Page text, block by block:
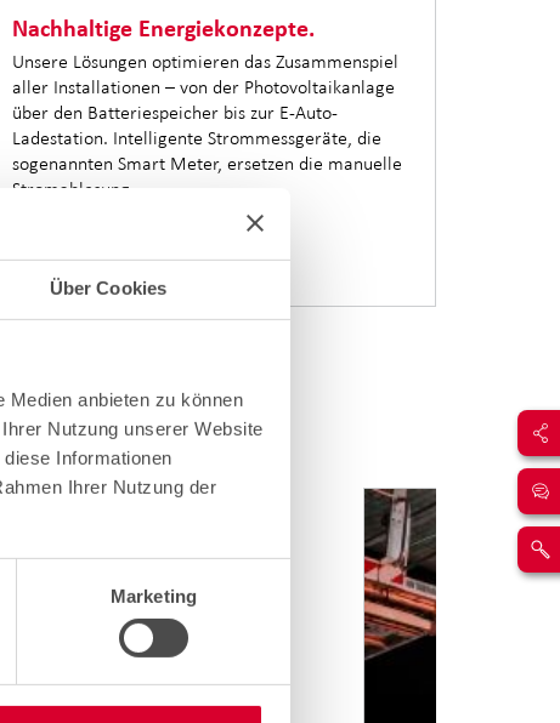
Über Cookies
Medien anbieten zu können
Nutzung unserer Website
Informationen
Ihrer Nutzung der
Marketing
Nachhaltige Energiekonzepte.
Unsere Lösungen optimieren das Zusammenspiel
aller Installationen – von der Photovoltaikanlage
über den Batteriespeicher bis zur E-Auto-
Ladestation. Intelligente Strommessgeräte, die
sogenannten Smart Meter, ersetzen die manuelle
Stromablesung.
cablex.